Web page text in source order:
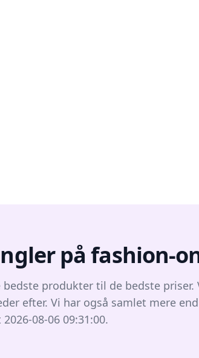
på fashion-
produkter til de bedste
efter. Vi har også samlet mere
08-06 09:31:00.